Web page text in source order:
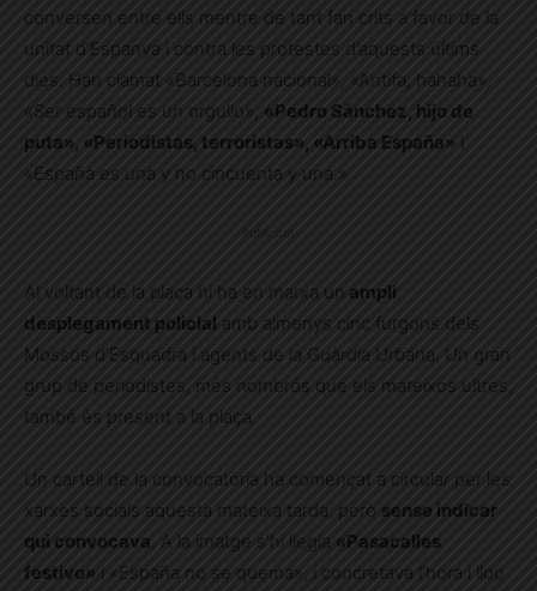
conversen entre ells mentre de tant fan crits a favor de la
unitat d’Espanya i contra les protestes d’aquests últims
dies. Han clamat «Barcelona nacional», «Antifa, hahaha»,
«Ser español es un orgullo», «Pedro Sánchez, hijo de
puta», «Periodistas, terroristas», «Arriba España» i
«España es una y no cincuenta y una.»
Al voltant de la plaça hi ha en marxa un ampli
desplegament policial amb almenys cinc furgons dels
Mossos d’Esquadra i agents de la Guàrdia Urbana. Un gran
grup de periodistes, més nombrós que els mateixos ultres,
també és present a la plaça.
Un cartell de la convocatòria ha començat a circular per les
xarxes socials aquesta mateixa tarda, però sense indicar
qui convocava. A la imatge s’hi llegia «Pasacalles
festivo» i «España no se quema», i concretava l’hora i lloc